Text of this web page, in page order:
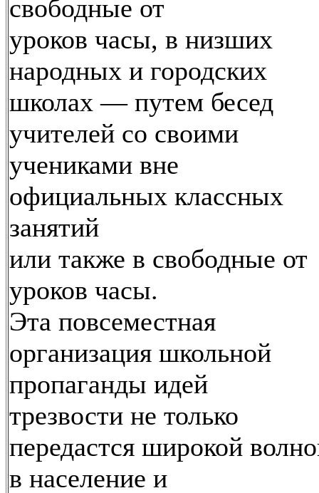
свободные от
уроков часы, в низших
народных и городских
школах — путем бесед
учителей со своими
учениками вне
официальных классных
занятий
или также в свободные от
уроков часы.
Эта повсеместная
организация школьной
пропаганды идей
трезвости не только
передастся широкой
в население и